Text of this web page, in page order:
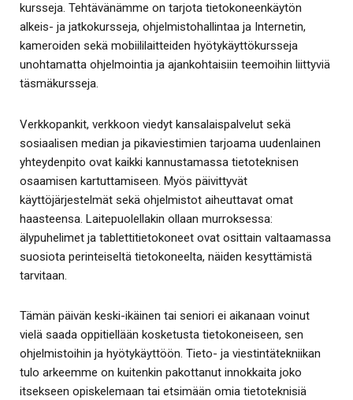
kursseja. Tehtävänämme on tarjota tietokoneenkäytön
alkeis- ja jatkokursseja, ohjelmistohallintaa ja Internetin,
kameroiden sekä mobiililaitteiden hyötykäyttökursseja
unohtamatta ohjelmointia ja ajankohtaisiin teemoihin liittyviä
täsmäkursseja.
Verkkopankit, verkkoon viedyt kansalaispalvelut sekä
sosiaalisen median ja pikaviestimien tarjoama uudenlainen
yhteydenpito ovat kaikki kannustamassa tietoteknisen
osaamisen kartuttamiseen. Myös päivittyvät
käyttöjärjestelmät sekä ohjelmistot aiheuttavat omat
haasteensa. Laitepuolellakin ollaan murroksessa:
älypuhelimet ja tablettitietokoneet ovat osittain valtaamassa
suosiota perinteiseltä tietokoneelta, näiden kesyttämistä
tarvitaan.
Tämän päivän keski-ikäinen tai seniori ei aikanaan voinut
vielä saada oppitiellään kosketusta tietokoneiseen, sen
ohjelmistoihin ja hyötykäyttöön. Tieto- ja viestintätekniikan
tulo arkeemme on kuitenkin pakottanut innokkaita joko
itsekseen opiskelemaan tai etsimään omia tietoteknisiä